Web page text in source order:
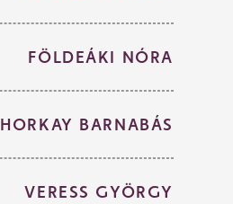
FÖLDEÁKI NÓRA
HORKAY BARNABÁS
VERESS GYÖRGY